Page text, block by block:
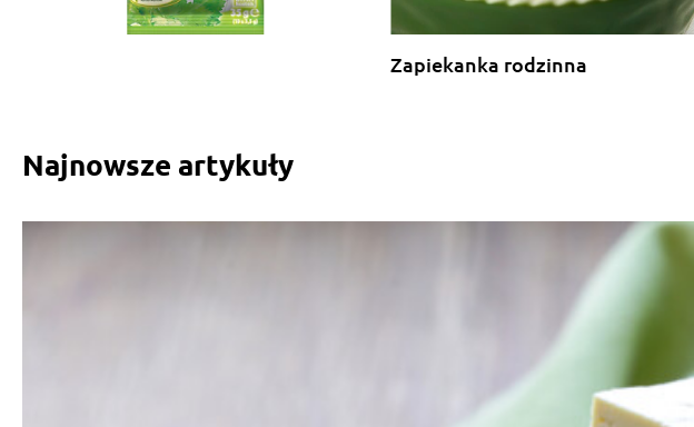
Zapiekanka rodzinna
Najnowsze artykuły